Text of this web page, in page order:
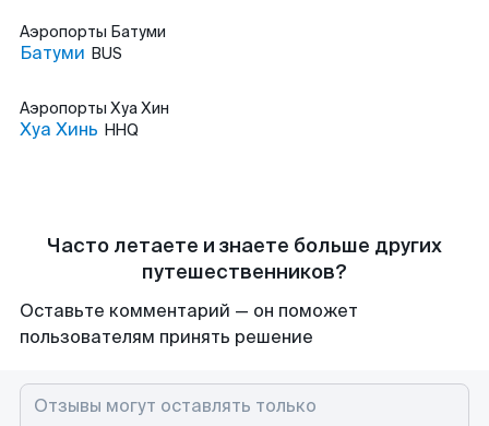
Аэропорты Батуми
Батуми BUS
Аэропорты Хуа Хин
Хуа Хинь HHQ
Часто летаете и знаете больше других
путешественников?
Оставьте комментарий — он поможет
пользователям принять решение